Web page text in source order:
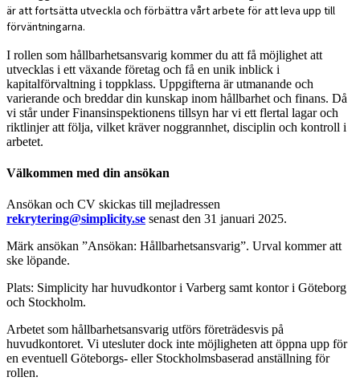
är att fortsätta utveckla och förbättra vårt arbete för att leva upp till
förväntningarna.
I rollen som hållbarhetsansvarig kommer du att få möjlighet att
utvecklas i ett växande företag och få en unik inblick i
kapitalförvaltning i toppklass. Uppgifterna är utmanande och
varierande och breddar din kunskap inom hållbarhet och finans. Då
vi står under Finansinspektionens tillsyn har vi ett flertal lagar och
riktlinjer att följa, vilket kräver noggrannhet, disciplin och kontroll i
arbetet.
Välkommen med din ansökan
Ansökan och CV skickas till mejladressen
rekrytering@simplicity.se senast den 31 januari 2025.
Märk ansökan ”Ansökan: Hållbarhetsansvarig”. Urval kommer att
ske löpande.
Plats: Simplicity har huvudkontor i Varberg samt kontor i Göteborg
och Stockholm.
Arbetet som hållbarhetsansvarig utförs företrädesvis på
huvudkontoret. Vi utesluter dock inte möjligheten att öppna upp för
en eventuell Göteborgs- eller Stockholmsbaserad anställning för
rollen.